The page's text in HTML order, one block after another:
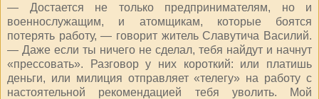
— Достается не только предпринимателям, но и
военнослужащим, и атомщикам, которые боятся
потерять работу, — говорит житель Славутича Василий.
— Даже если ты ничего не сделал, тебя найдут и начнут
«прессовать». Разговор у них короткий: или платишь
деньги, или милиция отправляет «телегу» на работу с
настоятельной рекомендацией тебя уволить. Мой